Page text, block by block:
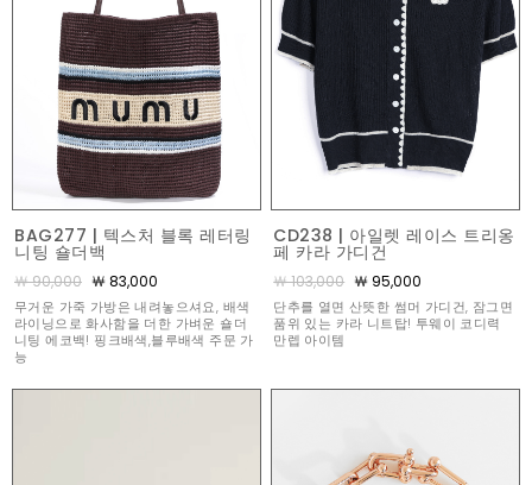
BAG277 | 텍스처 블록 레터링
니팅 숄더백
￦ 90,000 ￦ 83,000
무거운 가죽 가방은 내려놓으셔요, 배색
라이닝으로 화사함을 더한 가벼운 숄더
니팅 에코백! 핑크배색,블루배색 주문 가
능
CD238 | 아일렛 레이스 트리옹
페 카라 가디건
￦ 103,000 ￦ 95,000
단추를 열면 산뜻한 썸머 가디건, 잠그면
품위 있는 카라 니트탑! 투웨이 코디력
만렙 아이템